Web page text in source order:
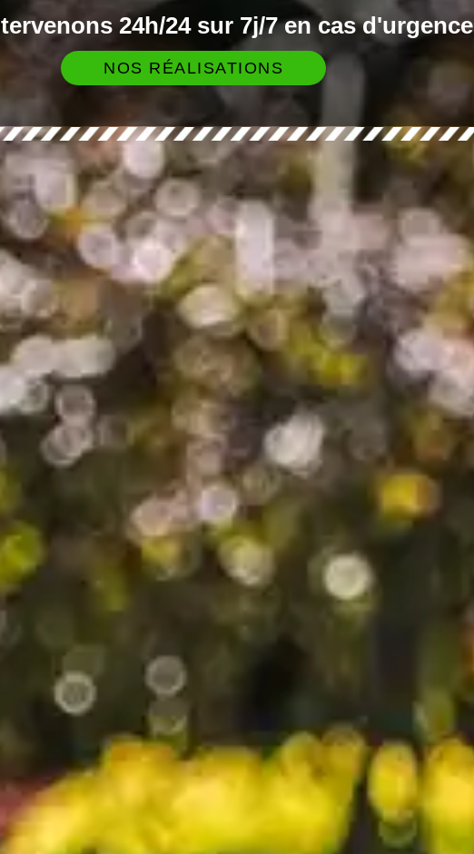
24h/24 sur 7j/7 en cas d'urgence
NOS RÉALISATIONS